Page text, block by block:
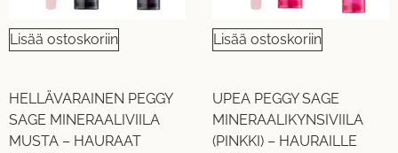
Lisää ostoskoriin
HELLÄVARAINEN PEGGY
SAGE MINERAALIVIILA
MUSTA – HAURAAT
Lisää ostoskoriin
UPEA PEGGY SAGE
MINERAALIKYNSIVIILA
(PINKKI) – HAURAILLE